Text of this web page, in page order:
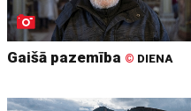
Gaišā pazemība © DIENA